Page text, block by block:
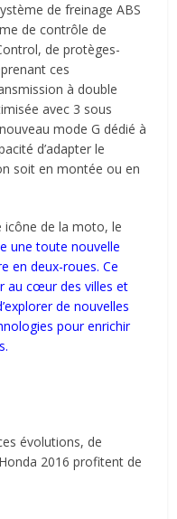
de freinage ABS
de contrôle de
de protèges-
ces
à double
avec 3 sous
mode G dédié à
d’adapter le
soit en montée ou en
icône de la moto, le
une toute nouvelle
en deux-roues. Ce
au cœur des villes et
de nouvelles
pour enrichir
évolutions, de
2016 profitent de